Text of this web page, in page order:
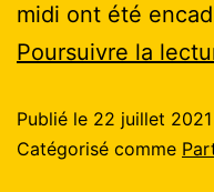
midi ont été
Poursuivre la
Publié le 22 juillet 2021
Catégorisé comme